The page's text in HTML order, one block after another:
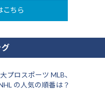
こちら
プロスポーツ MLB、
の人気の順番は？